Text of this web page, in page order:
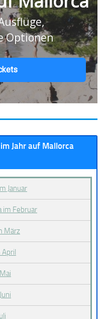
Optionen
Jahr auf Mallorca
Januar
im Februar
März
April